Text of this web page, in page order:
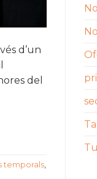
d’un
del
temporals